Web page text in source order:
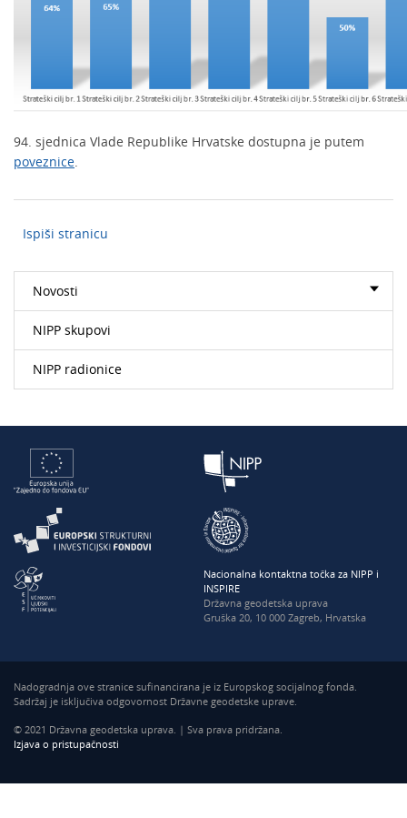
94. sjednica Vlade Republike Hrvatske dostupna je putem
poveznice.
Ispiši stranicu
Novosti
NIPP skupovi
NIPP radionice
Nacionalna kontaktna točka za NIPP i
INSPIRE
Državna geodetska uprava
Gruška 20, 10 000 Zagreb, Hrvatska
Nadogradnja ove stranice sufinancirana je iz Europskog socijalnog fonda.
Sadržaj je isključiva odgovornost Državne geodetske uprave.
© 2021 Državna geodetska uprava. | Sva prava pridržana.
Izjava o pristupačnosti